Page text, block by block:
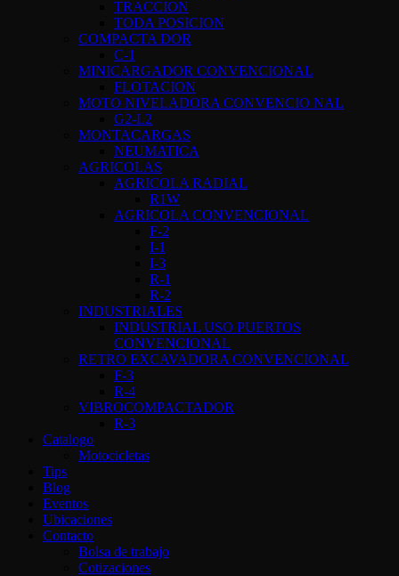
TRACCION
TODA POSICION
COMPACTA DOR
C-1
MINICARGADOR CONVENCIONAL
FLOTACION
MOTO NIVELADORA CONVENCIO NAL
G2-L2
MONTACARGAS
NEUMATICA
AGRICOLAS
AGRICOLA RADIAL
R1W
AGRICOLA CONVENCIONAL
F-2
I-1
I-3
R-1
R-2
INDUSTRIALES
INDUSTRIAL USO PUERTOS
CONVENCIONAL
RETRO EXCAVADORA CONVENCIONAL
F-3
R-4
VIBROCOMPACTADOR
R-3
Catalogo
Motocicletas
Tips
Blog
Eventos
Ubicaciones
Contacto
Bolsa de trabajo
Cotizaciones